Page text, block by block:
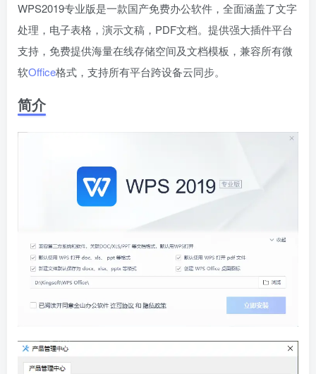
WPS2019专业版是一款国产免费办公软件，全面涵盖了文字
处理，电子表格，演示文稿，PDF文档。提供强大插件平台
支持，免费提供海量在线存储空间及文档模板，兼容所有微
软Office格式，支持所有平台跨设备云同步。
简介